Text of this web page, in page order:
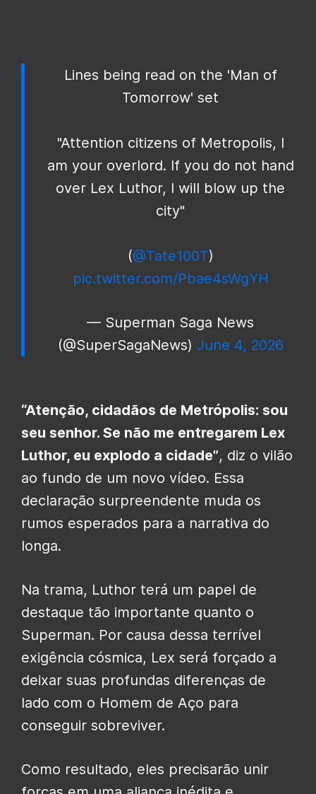
Lines being read on the 'Man of
Tomorrow' set
"Attention citizens of Metropolis, I
am your overlord. If you do not hand
over Lex Luthor, I will blow up the
city"
(@Tate100T)
pic.twitter.com/Pbae4sWgYH
— Superman Saga News
(@SuperSagaNews) June 4, 2026
“Atenção, cidadãos de Metrópolis: sou
seu senhor. Se não me entregarem Lex
Luthor, eu explodo a cidade”, diz o vilão
ao fundo de um novo vídeo. Essa
declaração surpreendente muda os
rumos esperados para a narrativa do
longa.
Na trama, Luthor terá um papel de
destaque tão importante quanto o
Superman. Por causa dessa terrível
exigência cósmica, Lex será forçado a
deixar suas profundas diferenças de
lado com o Homem de Aço para
conseguir sobreviver.
Como resultado, eles precisarão unir